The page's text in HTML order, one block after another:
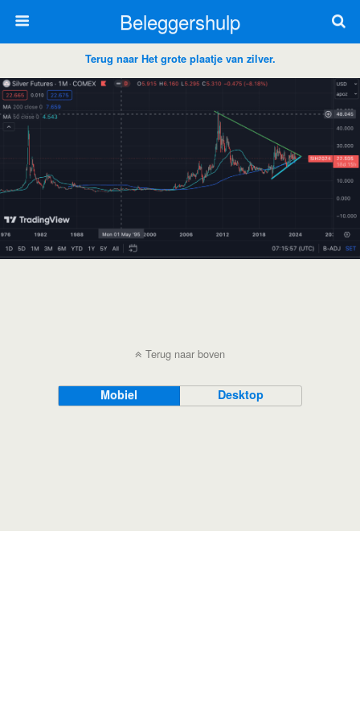
Beleggershulp
Terug naar Het grote plaatje van zilver.
Terug naar boven
Mobiel Desktop